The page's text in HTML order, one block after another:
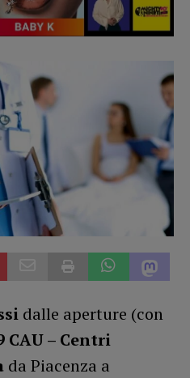
dalle aperture (con
CAU – Centri
da Piacenza a